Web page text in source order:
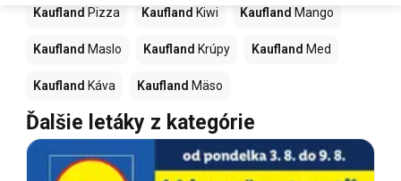
Kaufland Pizza Kaufland Kiwi Kaufland Mango
Kaufland Maslo Kaufland Krúpy Kaufland Med
Kaufland Káva Kaufland Mäso
Ďalšie letáky z kategórie